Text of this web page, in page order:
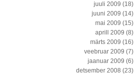
juuli 2009 (18)
juuni 2009 (14)
mai 2009 (15)
aprill 2009 (8)
märts 2009 (16)
veebruar 2009 (7)
jaanuar 2009 (6)
detsember 2008 (23)